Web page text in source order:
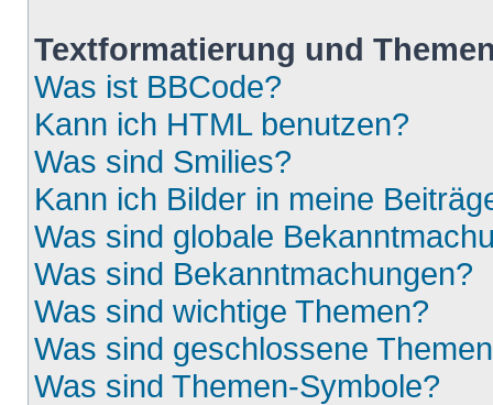
Textformatierung und
Was ist BBCode?
Kann ich HTML benutzen?
Was sind Smilies?
Kann ich Bilder in meine
Was sind globale
Was sind Bekanntmachungen?
Was sind wichtige Themen?
Was sind geschlossene
Was sind Themen-Symbole?